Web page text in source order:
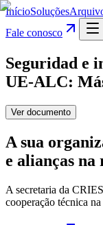
InícioSoluções
Fale conosco
Seguridad e
UE-ALC:
Ver documento
A sua
e alianças na
A secretaria da
cooperação técnica